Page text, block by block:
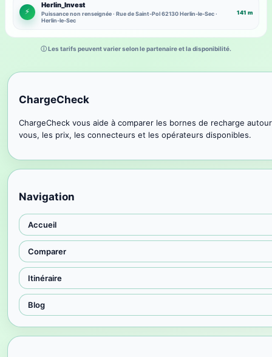
⚡
Herlin_Invest
Puissance non renseignée · Rue de Saint-Pol 62130 Herlin-le-Sec ·
Herlin-le-Sec
141 m
ⓘ Les tarifs peuvent varier selon le partenaire et la disponibilité.
ChargeCheck
ChargeCheck vous aide à comparer les bornes de recharge
vous, les prix, les connecteurs et les opérateurs disponibles.
Navigation
Accueil
Comparer
Itinéraire
Blog